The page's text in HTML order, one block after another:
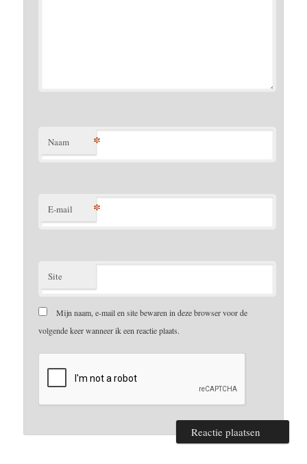
Naam *
E-mail *
Site
Mijn naam, e-mail en site bewaren in deze browser voor de
volgende keer wanneer ik een reactie plaats.